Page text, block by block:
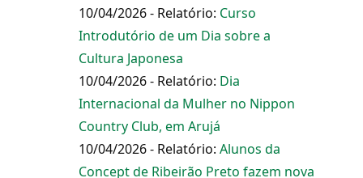
10/04/2026 - Relatório: Curso
Introdutório de um Dia sobre a
Cultura Japonesa
10/04/2026 - Relatório: Dia
Internacional da Mulher no Nippon
Country Club, em Arujá
10/04/2026 - Relatório: Alunos da
Concept de Ribeirão Preto fazem nova